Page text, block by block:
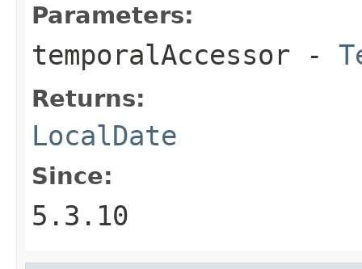
Parameters:
temporalAccessor -
Returns:
LocalDate
Since:
5.3.10